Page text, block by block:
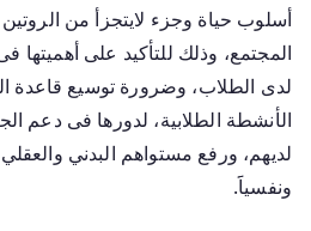
أسلوب حياة وجزء لايتجزأ من
المجتمع، وذلك للتأكيد على أهميتها
لدى الطلاب، وضرورة توسيع قاعدة
الأنشطة الطلابية، لدورها فى دعم
لديهم، ورفع مستواهم البدني
ونفسياََ.